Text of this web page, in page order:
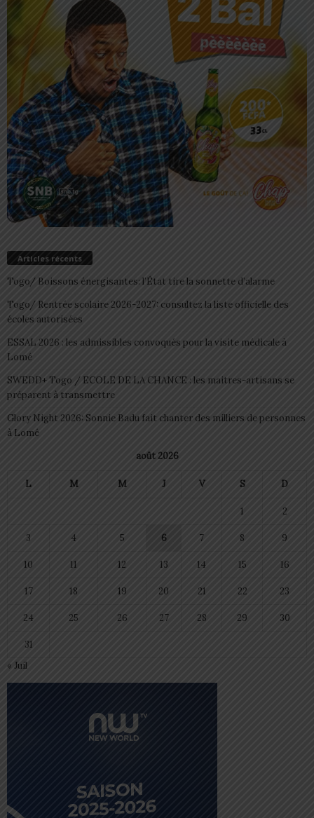
Articles récents
Togo/ Boissons énergisantes: l’État tire la sonnette d’alarme
Togo/ Rentrée scolaire 2026-2027: consultez la liste officielle des
écoles autorisées
ESSAL 2026 : les admissibles convoqués pour la visite médicale à
Lomé
SWEDD+ Togo / ECOLE DE LA CHANCE : les maitres-artisans se
préparent à transmettre
Glory Night 2026: Sonnie Badu fait chanter des milliers de personnes
à Lomé
août 2026
L M M J V S D
1 2
3 4 5 6 7 8 9
10 11 12 13 14 15 16
17 18 19 20 21 22 23
24 25 26 27 28 29 30
31
« Juil